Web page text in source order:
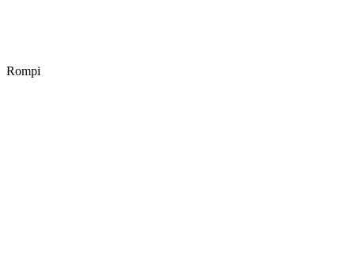
Rompi